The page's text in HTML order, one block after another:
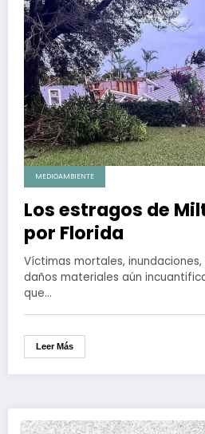
MEDIOAMBIENTE
Los estragos de
por Florida
Víctimas mortales,
daños materiales aún
que…
Leer Más